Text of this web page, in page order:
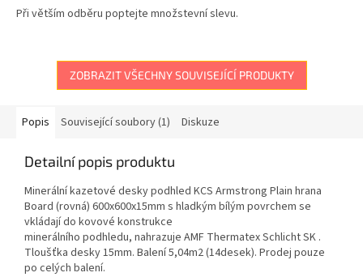
Při větším odběru poptejte množstevní slevu.
ZOBRAZIT VŠECHNY SOUVISEJÍCÍ PRODUKTY
Popis Související soubory (1) Diskuze
Detailní popis produktu
Minerální kazetové desky podhled KCS Armstrong Plain hrana
Board (rovná) 600x600x15mm s hladkým bílým povrchem se
vkládají do kovové konstrukce
minerálního podhledu, nahrazuje AMF Thermatex Schlicht SK .
Tloušťka desky 15mm. Balení 5,04m2 (14desek). Prodej pouze
po celých balení.